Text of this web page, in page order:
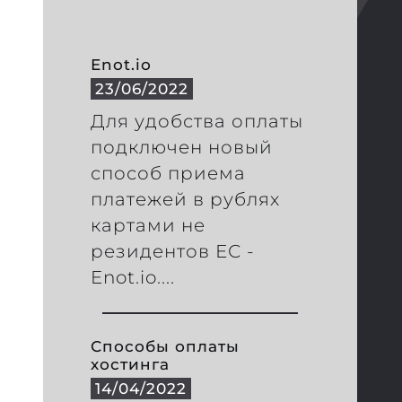
Enot.io
23/06/2022
Для удобства оплаты
подключен новый
способ приема
платежей в рублях
картами не
резидентов ЕС -
Enot.io....
Способы оплаты
хостинга
14/04/2022